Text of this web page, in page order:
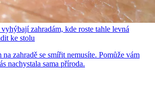
zahradám, kde roste tahle levná
ke stolu
zahradě se smířit nemusíte. Pomůže vám
nachystala sama příroda.